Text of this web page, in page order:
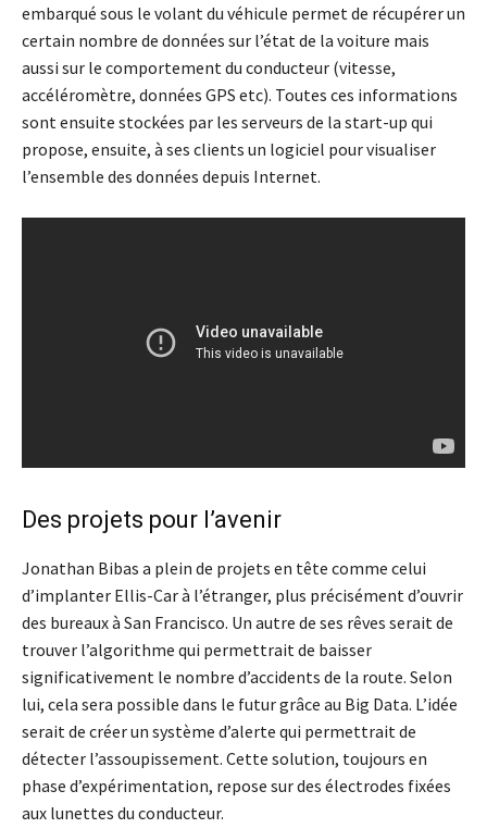
embarqué sous le volant du véhicule permet de récupérer un
certain nombre de données sur l’état de la voiture mais
aussi sur le comportement du conducteur (vitesse,
accéléromètre, données GPS etc). Toutes ces informations
sont ensuite stockées par les serveurs de la start-up qui
propose, ensuite, à ses clients un logiciel pour visualiser
l’ensemble des données depuis Internet.
Des projets pour l’avenir
Jonathan Bibas a plein de projets en tête comme celui
d’implanter Ellis-Car à l’étranger, plus précisément d’ouvrir
des bureaux à San Francisco. Un autre de ses rêves serait de
trouver l’algorithme qui permettrait de baisser
significativement le nombre d’accidents de la route. Selon
lui, cela sera possible dans le futur grâce au Big Data. L’idée
serait de créerun système d’alerte qui permettrait de
détecter l’assoupissement. Cette solution, toujours en
phase d’expérimentation, repose sur des électrodes fixées
aux lunettes du conducteur.